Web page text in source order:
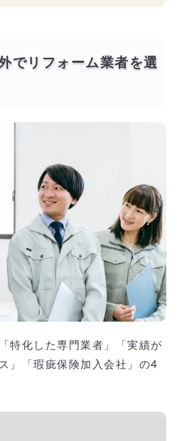
でリフォーム業者を選
特化した専門業者」「実績が
」「瑕疵保険加入会社」の4